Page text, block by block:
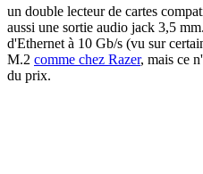
un double lecteur de cartes
aussi une sortie audio jack 3,5
d'Ethernet à 10 Gb/s (vu sur
M.2 comme chez Razer, mais ce
du prix.